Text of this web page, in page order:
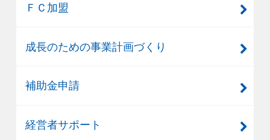
ＦＣ加盟
成長のための事業計画づくり
補助金申請
経営者サポート